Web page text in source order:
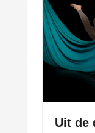
Uit de